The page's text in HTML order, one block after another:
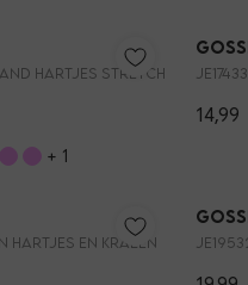
HARTJES STRETCH
+ 1
14,99
HARTJES EN KRALEN